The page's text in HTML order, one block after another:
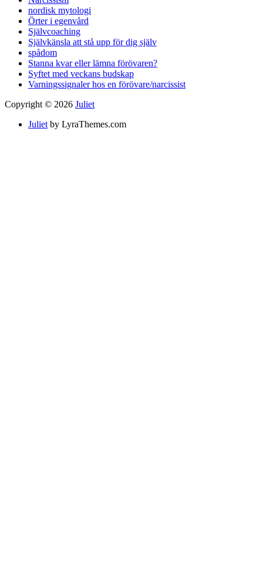
nordisk mytologi
Örter i egenvård
Självcoaching
Självkänsla att stå upp för dig själv
spådom
Stanna kvar eller lämna förövaren?
Syftet med veckans budskap
Varningssignaler hos en förövare/narcissist
Copyright © 2026 Juliet
Juliet by LyraThemes.com